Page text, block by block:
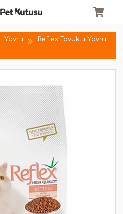
Yavru
Reflex Tavuklu Yavru